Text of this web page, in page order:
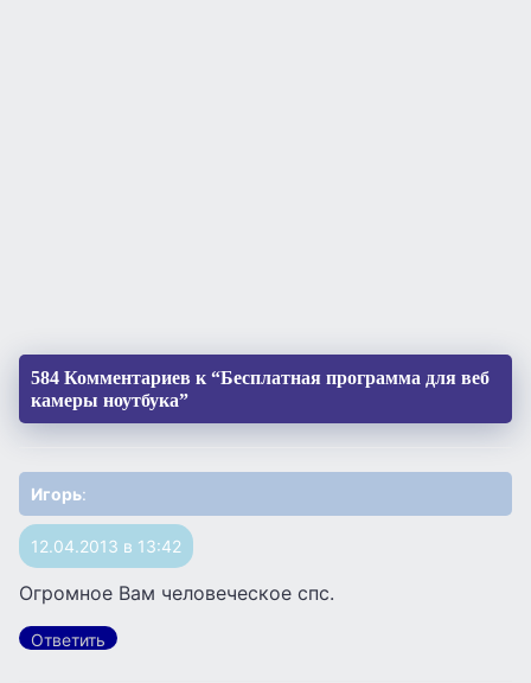
584 Комментариев к “Бесплатная программа для веб
камеры ноутбука”
Игорь:
12.04.2013 в 13:42
Огромное Вам человеческое спс.
Ответить